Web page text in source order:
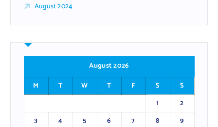
August 2024
August 2026
M
T W T F S
S
1
2
3
4 5 6 7 8
9